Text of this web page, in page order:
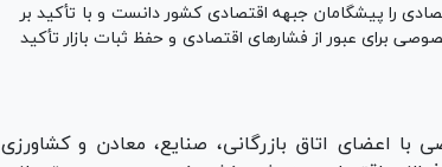
را پیشگامان جبهه اقتصادی کشور دانست و با تأکید بر
برای عبور از فشار‌های اقتصادی و حفظ ثبات بازار تأکید
اعضای اتاق بازرگانی، صنایع، معادن و کشاورزی